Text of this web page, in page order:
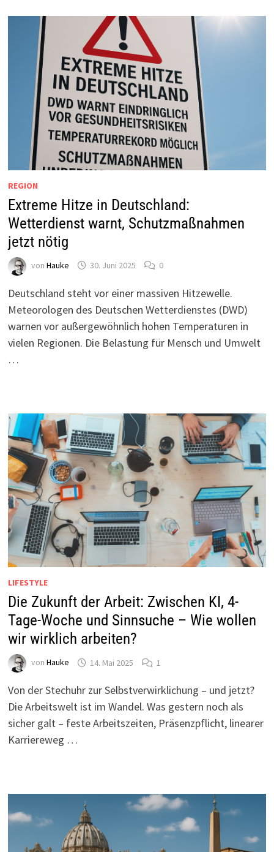
REGION
Extreme Hitze in Deutschland:
Wetterdienst warnt, Schutzmaßnahmen
jetzt nötig
von Hauke 30. Juni 2025 0
Deutschland steht vor einer massiven Hitzewelle.
Meteorologen des Deutschen Wetterdienstes (DWD)
warnen vor außergewöhnlich hohen Temperaturen in
vielen Regionen. Die Belastung für Mensch und Umwelt
…
LIFESTYLE
Die Zukunft der Arbeit: Zwischen KI, 4-
Tage-Woche und Sinnsuche – Wie wollen
wir wirklich arbeiten?
von Hauke 14. Mai 2025 1
Von der Stechuhr zur Selbstverwirklichung – und jetzt?
Die Arbeitswelt ist im Wandel. Was gestern noch als
sicher galt – feste Arbeitszeiten, Präsenzpflicht, linearer
Karriereweg …